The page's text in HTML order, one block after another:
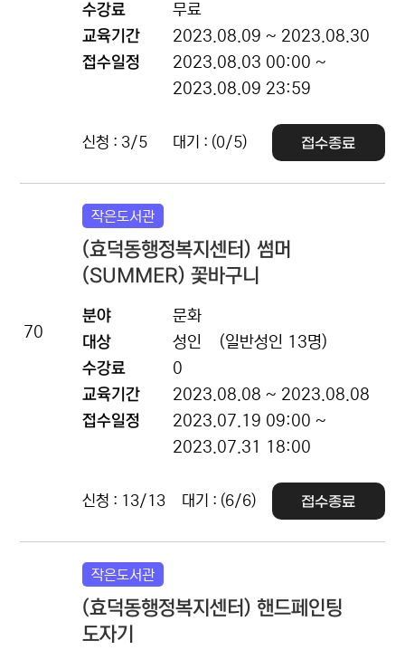
수강료
무료
교육기간
2023.08.09 ~ 2023.08.30
접수일정
2023.08.03 00:00 ~
2023.08.09 23:59
신청 : 3/5 대기 : (0/5) 접수종료
70
작은도서관
(효덕동행정복지센터) 썸머
(SUMMER) 꽃바구니
분야
문화
대상
성인
(일반성인 13명)
수강료
0
교육기간
2023.08.08 ~ 2023.08.08
접수일정
2023.07.19 09:00 ~
2023.07.31 18:00
신청 : 13/13 대기 : (6/6) 접수종료
작은도서관
(효덕동행정복지센터) 핸드페인팅
도자기